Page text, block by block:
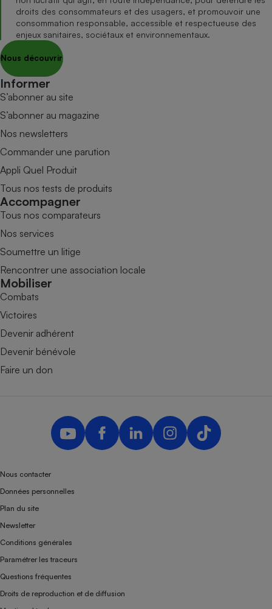
droits des consommateurs et des usagers, et promouvoir une
consommation responsable, accessible et respectueuse des
enjeux sanitaires, sociétaux et environnementaux.
Nous découvrir
Informer
S’abonner au site
S’abonner au magazine
Nos newsletters
Commander une parution
Appli Quel Produit
Tous nos tests de produits
Accompagner
Tous nos comparateurs
Nos services
Soumettre un litige
Rencontrer une association locale
Mobiliser
Combats
Victoires
Devenir adhérent
Devenir bénévole
Faire un don
Nous contacter
Données personnelles
Plan du site
Newsletter
Conditions générales
Paramétrer les traceurs
Questions fréquentes
Droits de reproduction et de diffusion